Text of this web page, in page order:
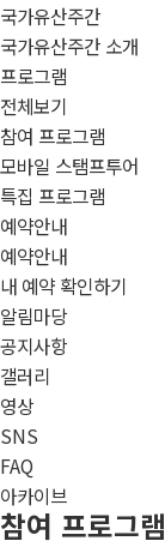
국가유산주간
국가유산주간 소개
프로그램
전체보기
참여 프로그램
모바일 스탬프투어
특집 프로그램
예약안내
예약안내
내 예약 확인하기
알림마당
공지사항
갤러리
영상
SNS
FAQ
아카이브
참여 프로그램